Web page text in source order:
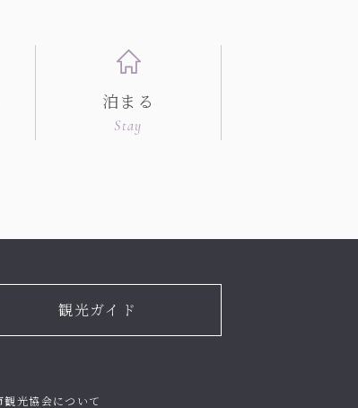
泊まる
Stay
観光ガイド
観光協会について